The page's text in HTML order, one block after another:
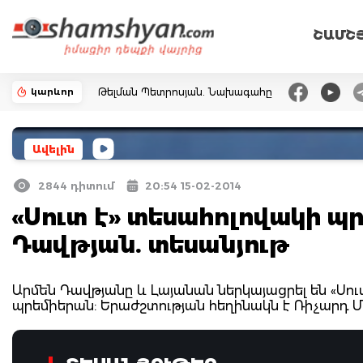
կարևոր Թելման Պետրոսյան. Նախագահը
Ավելին
2844 դիտում 20:54 15-02-2014
«Սուտ է» տեսահոլովակի
Դավթյան. տեսանյութ
Արմեն Դավթյանը և Լայանան ներկայացրել են
պրեմիերան: Երաժշտության հեղինակն է Ռիչարդ